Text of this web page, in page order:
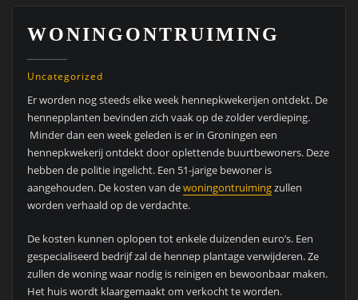
WONINGONTRUIMING
Uncategorized
Er worden nog steeds elke week hennepkwekerijen ontdekt. De
hennepplanten bevinden zich vaak op de zolder verdieping.
Minder dan een week geleden is er in Groningen een
hennepkwekerij ontdekt door oplettende buurtbewoners. Deze
hebben de politie ingelicht. Een 51-jarige bewoner is
aangehouden. De kosten van dewoningontruimingzullen
worden verhaald op de verdachte.
De kosten kunnen oplopen tot enkele duizenden euro’s. Een
gespecialiseerd bedrijf zal de hennep plantage verwijderen. Ze
zullen de woning waar nodig is reinigen en bewoonbaar maken.
Het huis wordt klaargemaakt om verkocht te worden.